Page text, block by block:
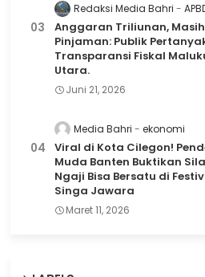
Redaksi Media Bahri
Anggaran Triliunan,
Pinjaman: Publik
Transparansi Fiskal
Utara.
Juni 21, 2026
Media Bahri ekonomi
Viral di Kota Cilegon!
Muda Banten Buktikan
Ngaji Bisa Bersatu di
Singa Jawara
Maret 11, 2026